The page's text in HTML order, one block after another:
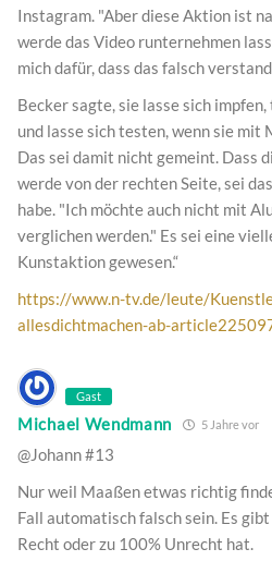
Instagram. "Aber diese Aktion ist
werde das Video runternehmen
mich dafür, dass das falsch
Becker sagte, sie lasse sich
und lasse sich testen, wenn sie
Das sei damit nicht gemeint. Dass
werde von der rechten Seite, sei
habe. "Ich möchte auch nicht mit
verglichen werden." Es sei eine
Kunstaktion gewesen.“
https://www.n-tv.de/leute/
allesdichtmachen-ab-
Gast
Michael Wendmann 5 Jahre vor
@Johann #13
Nur weil Maaßen etwas richtig
Fall automatisch falsch sein. Es
Recht oder zu 100% Unrecht hat.